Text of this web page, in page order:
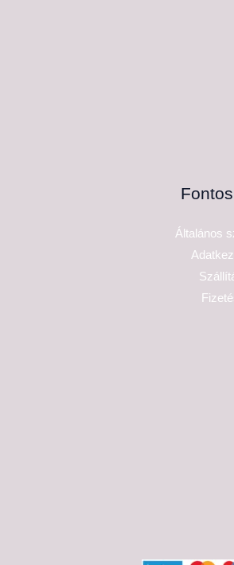
Általános